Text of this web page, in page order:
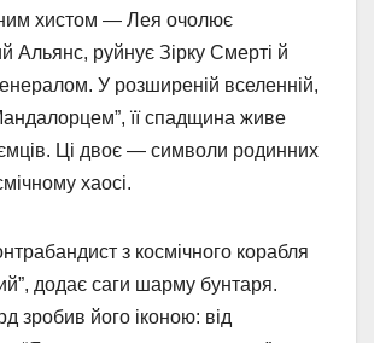
хистом — Лея очолює
Альянс, руйнує Зірку Смерті й
У розширеній вселенній,
її спадщина живе
Ці двоє — символи родинних
хаосі.
з космічного корабля
додає саги шарму бунтаря.
зробив його іконою: від